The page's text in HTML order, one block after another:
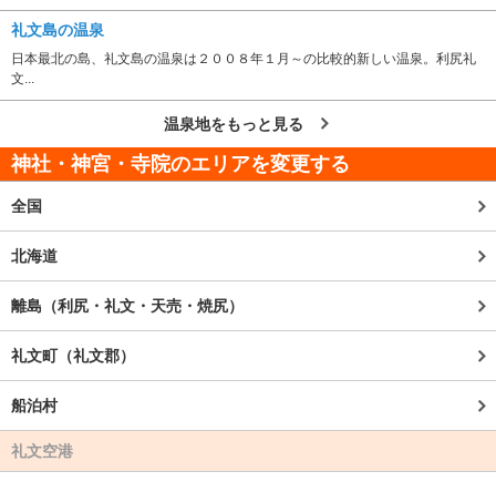
礼文島の温泉
日本最北の島、礼文島の温泉は２００８年１月～の比較的新しい温泉。利尻礼
文...
温泉地をもっと見る
神社・神宮・寺院のエリアを変更する
全国
北海道
離島（利尻・礼文・天売・焼尻）
礼文町（礼文郡）
船泊村
礼文空港